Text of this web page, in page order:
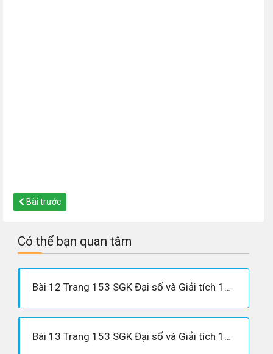
Bài trước
Có thể bạn quan tâm
Bài 12 Trang 153 SGK Đại số và Giải tích 12 Nâng cao
Bài 13 Trang 153 SGK Đại số và Giải tích 12 Nâng cao